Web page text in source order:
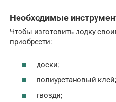
Необходимые
Чтобы изготовить лодку
приобрести:
доски;
полиуретановый клей;
гвозди;